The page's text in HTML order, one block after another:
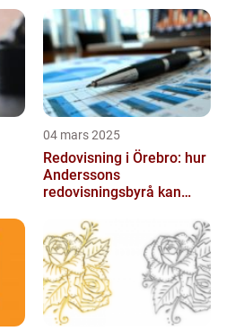
04 mars 2025
Redovisning i Örebro: hur
Anderssons
redovisningsbyrå kan